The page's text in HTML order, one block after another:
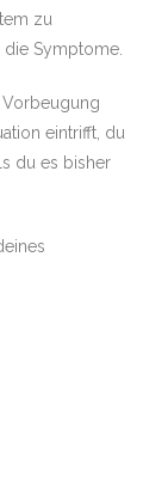
zu
Symptome.
eintrifft, du
du es bisher